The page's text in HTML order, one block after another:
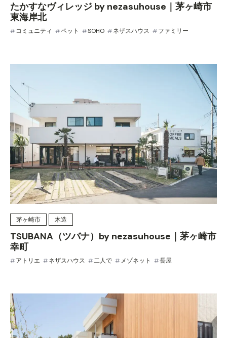
たかすなヴィレッジ by nezasuhouse｜茅ヶ崎市
東海岸北
コミュニティ ペット SOHO ネザスハウス ファミリー
茅ヶ崎市 木造
TSUBANA（ツバナ）by nezasuhouse｜茅ヶ崎市
幸町
アトリエ ネザスハウス 二人で メゾネット 長屋